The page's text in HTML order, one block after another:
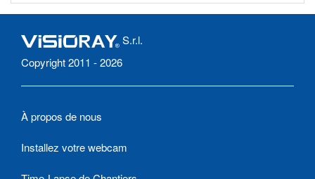
S.r.l.
Copyright 2011 - 2026
À propos de nous
Installez votre webcam